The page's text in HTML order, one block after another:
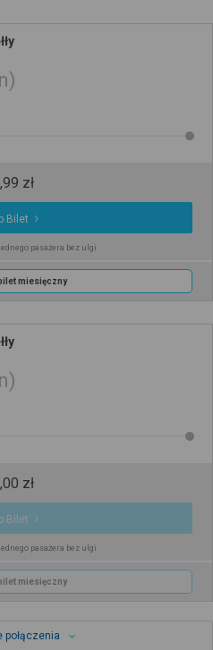
,99 zł
Bilet
pasażera bez ulgi
miesięczny
,00 zł
Bilet
pasażera bez ulgi
miesięczny
połączenia